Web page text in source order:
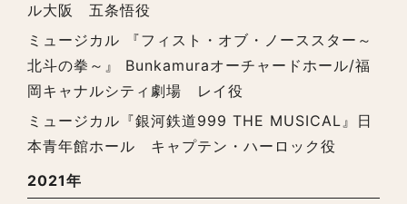
ル大阪 五条悟役
ミュージカル 『フィスト・オブ・ノーススター～
北斗の拳～』 Bunkamuraオーチャードホール/福
岡キャナルシティ劇場 レイ役
ミュージカル『銀河鉄道999 THE MUSICAL』日
本青年館ホール キャプテン・ハーロック役
2021年